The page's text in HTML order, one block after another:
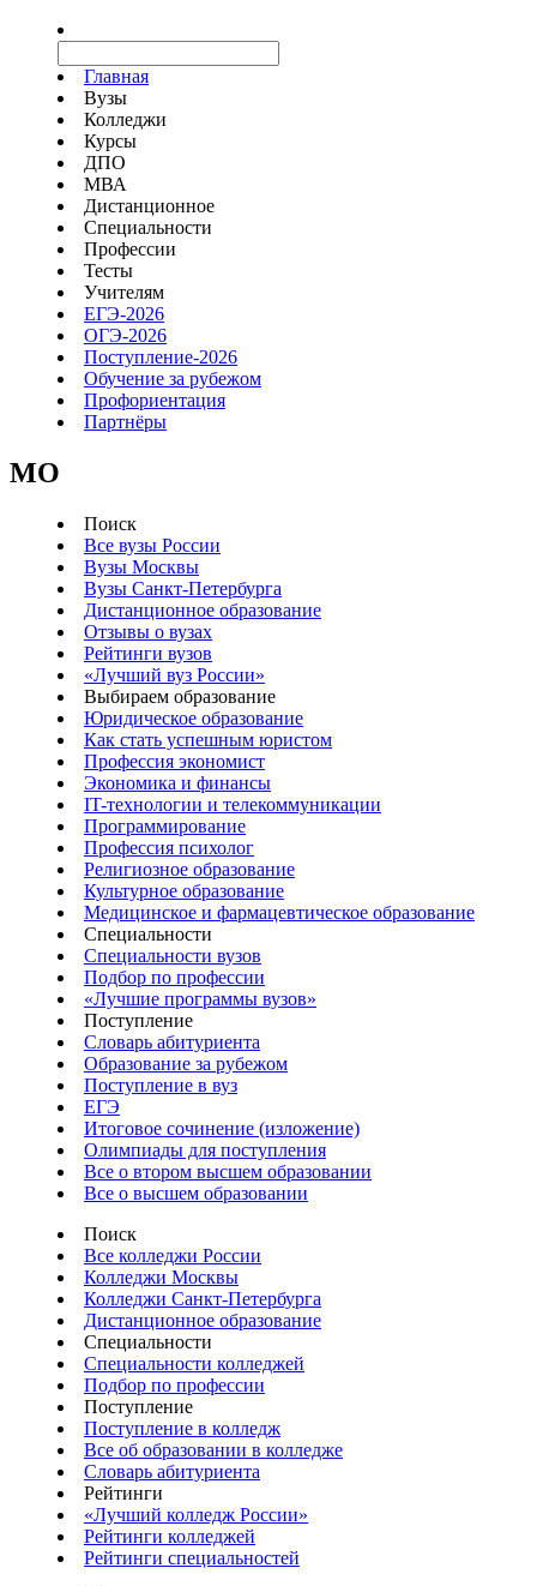
Главная
Вузы
Колледжи
Курсы
ДПО
МВА
Дистанционное
Специальности
Профессии
Тесты
Учителям
ЕГЭ-2026
ОГЭ-2026
Поступление-2026
Обучение за рубежом
Профориентация
Партнёры
MO
Поиск
Все вузы России
Вузы Москвы
Вузы Санкт-Петербурга
Дистанционное образование
Отзывы о вузах
Рейтинги вузов
«Лучший вуз России»
Выбираем образование
Юридическое образование
Как стать успешным юристом
Профессия экономист
Экономика и финансы
IT-технологии и телекоммуникации
Программирование
Профессия психолог
Религиозное образование
Культурное образование
Медицинское и фармацевтическое образование
Специальности
Специальности вузов
Подбор по профессии
«Лучшие программы вузов»
Поступление
Словарь абитуриента
Образование за рубежом
Поступление в вуз
ЕГЭ
Итоговое сочинение (изложение)
Олимпиады для поступления
Все о втором высшем образовании
Все о высшем образовании
Поиск
Все колледжи России
Колледжи Москвы
Колледжи Санкт-Петербурга
Дистанционное образование
Специальности
Специальности колледжей
Подбор по профессии
Поступление
Поступление в колледж
Все об образовании в колледже
Словарь абитуриента
Рейтинги
«Лучший колледж России»
Рейтинги колледжей
Рейтинги специальностей